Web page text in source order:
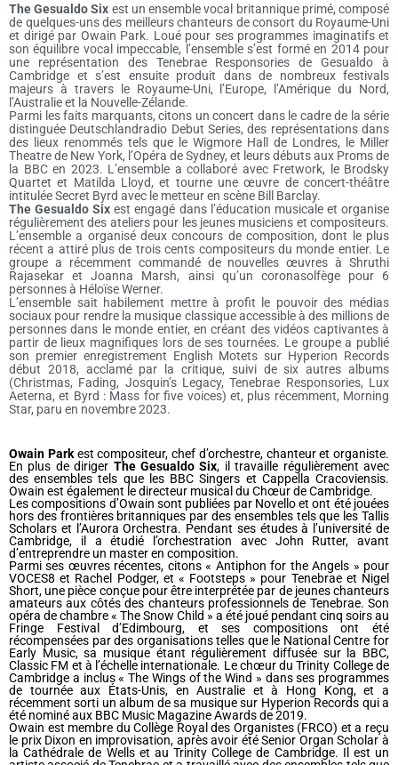
The Gesualdo Six est un ensemble vocal britannique primé, composé
de quelques-uns des meilleurs chanteurs de consort du Royaume-Uni
et dirigé par Owain Park. Loué pour ses programmes imaginatifs et
son équilibre vocal impeccable, l’ensemble s’est formé en 2014 pour
une représentation des Tenebrae Responsories de Gesualdo à
Cambridge et s’est ensuite produit dans de nombreux festivals
majeurs à travers le Royaume-Uni, l’Europe, l’Amérique du Nord,
l’Australie et la Nouvelle-Zélande.
Parmi les faits marquants, citons un concert dans le cadre de la série
distinguée Deutschlandradio Debut Series, des représentations dans
des lieux renommés tels que le Wigmore Hall de Londres, le Miller
Theatre de New York, l’Opéra de Sydney, et leurs débuts aux Proms de
la BBC en 2023. L’ensemble a collaboré avec Fretwork, le Brodsky
Quartet et Matilda Lloyd, et tourne une œuvre de concert-théâtre
intitulée Secret Byrd avec le metteur en scène Bill Barclay.
The Gesualdo Six est engagé dans l’éducation musicale et organise
régulièrement des ateliers pour les jeunes musiciens et compositeurs.
L’ensemble a organisé deux concours de composition, dont le plus
récent a attiré plus de trois cents compositeurs du monde entier. Le
groupe a récemment commandé de nouvelles œuvres à Shruthi
Rajasekar et Joanna Marsh, ainsi qu’un coronasolfège pour 6
personnes à Héloïse Werner.
L’ensemble sait habilement mettre à profit le pouvoir des médias
sociaux pour rendre la musique classique accessible à des millions de
personnes dans le monde entier, en créant des vidéos captivantes à
partir de lieux magnifiques lors de ses tournées. Le groupe a publié
son premier enregistrement English Motets sur Hyperion Records
début 2018, acclamé par la critique, suivi de six autres albums
(Christmas, Fading, Josquin’s Legacy, Tenebrae Responsories, Lux
Aeterna, et Byrd : Mass for five voices) et, plus récemment, Morning
Star, paru en novembre 2023.
Owain Parkest compositeur, chef d’orchestre, chanteur et organiste.
En plus de diriger The Gesualdo Six, il travaille régulièrement avec
des ensembles tels que les BBC Singers et Cappella Cracoviensis.
Owain est également le directeur musical du Chœur de Cambridge.
Les compositions d’Owain sont publiées par Novello et ont été jouées
hors des frontières britanniques par des ensembles tels que les Tallis
Scholars et l’Aurora Orchestra. Pendant ses études à l’université de
Cambridge, il a étudié l’orchestration avec John Rutter, avant
d’entreprendre un master en composition.
Parmi ses œuvres récentes, citons « Antiphon for the Angels » pour
VOCES8 et Rachel Podger, et « Footsteps » pour Tenebrae et Nigel
Short, une pièce conçue pour être interprétée par de jeunes chanteurs
amateurs aux côtés des chanteurs professionnels de Tenebrae. Son
opéra de chambre « The Snow Child » a été joué pendant cinq soirs au
Fringe Festival d’Edimbourg, et ses compositions ont été
récompensées par des organisations telles que le National Centre for
Early Music, sa musique étant régulièrement diffusée sur la BBC,
Classic FM et à l’échelle internationale. Le chœur du Trinity College de
Cambridge a inclus « The Wings of the Wind » dans ses programmes
de tournée aux États-Unis, en Australie et à Hong Kong, et a
récemment sorti un album de sa musique sur Hyperion Records qui a
été nominé aux BBC Music Magazine Awards de 2019.
Owain est membre du Collège Royal des Organistes (FRCO) et a reçu
le prix Dixon en improvisation, après avoir été Senior Organ Scholar à
la Cathédrale de Wells et au Trinity College de Cambridge. Il est un